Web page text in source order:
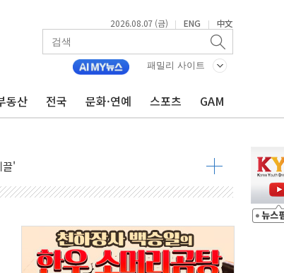
2026.08.07 (금) | ENG | 中文
패밀리 사이트
동산 전국 문화·연예 스포츠 GAM
스톱'… 美 해상봉쇄 영향
촉각
나스닥 선물 1%대 상승
상 기대 후퇴